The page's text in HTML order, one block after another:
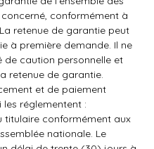
conformément à
retenue de garantie peut
à première demande. Il ne
de caution personnelle et
retenue de garantie.
et de paiement
réglementent :
titulaire conformément aux
nationale. Le